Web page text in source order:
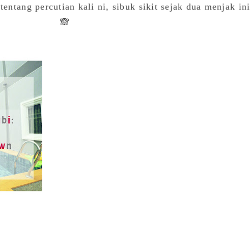
tentang percutian kali ni, sibuk sikit sejak dua menjak ini
🙈